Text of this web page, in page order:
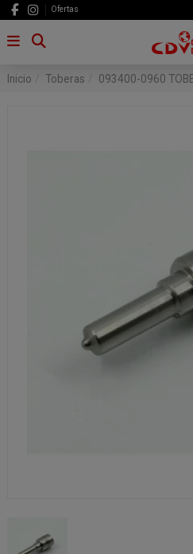
Ofertas
Inicio Toberas 093400-0960